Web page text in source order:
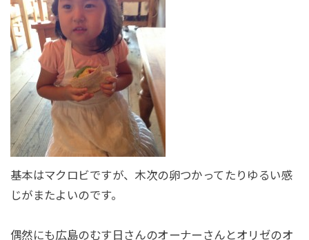
基本はマクロビですが、木次の卵つかってたりゆるい感
じがまたよいのです。
偶然にも広島のむす日さんのオーナーさんとオリゼのオ